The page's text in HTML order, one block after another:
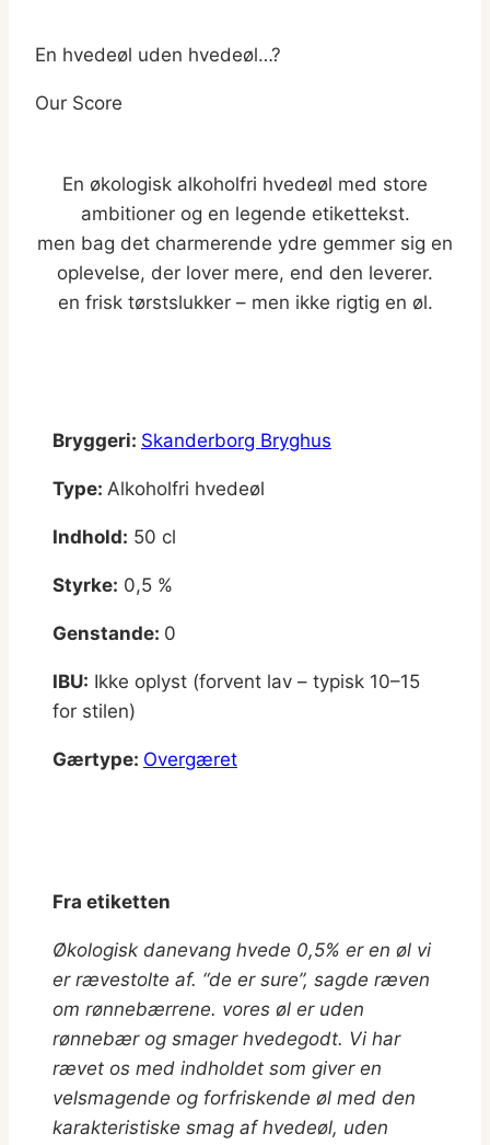
En hvedeøl uden hvedeøl…?
Our Score
En økologisk alkoholfri hvedeøl med store
ambitioner og en legende etikettekst.
men bag det charmerende ydre gemmer sig en
oplevelse, der lover mere, end den leverer.
en frisk tørstslukker – men ikke rigtig en øl.
Bryggeri: Skanderborg Bryghus
Type: Alkoholfri hvedeøl
Indhold: 50 cl
Styrke: 0,5 %
Genstande: 0
IBU: Ikke oplyst (forvent lav – typisk 10–15
for stilen)
Gærtype: Overgæret
Fra etiketten
Økologisk danevang hvede 0,5% er en øl vi
er rævestolte af. “de er sure”, sagde ræven
om rønnebærrene. vores øl er uden
rønnebær og smager hvedegodt. Vi har
rævet os med indholdet som giver en
velsmagende og forfriskende øl med den
karakteristiske smag af hvedeøl, uden